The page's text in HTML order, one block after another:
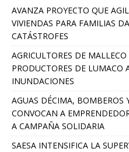
AVANZA PROYECTO QUE
VIVIENDAS PARA FAMILIAS
CATÁSTROFES
AGRICULTORES DE
PRODUCTORES DE LUMACO
INUNDACIONES
AGUAS DÉCIMA, BOMBEROS
CONVOCAN A
A CAMPAÑA SOLIDARIA
SAESA INTENSIFICA LA